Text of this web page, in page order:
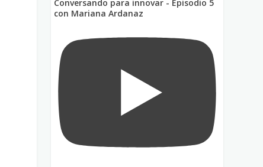
Conversando para innovar - Episodio 5
con Mariana Ardanaz